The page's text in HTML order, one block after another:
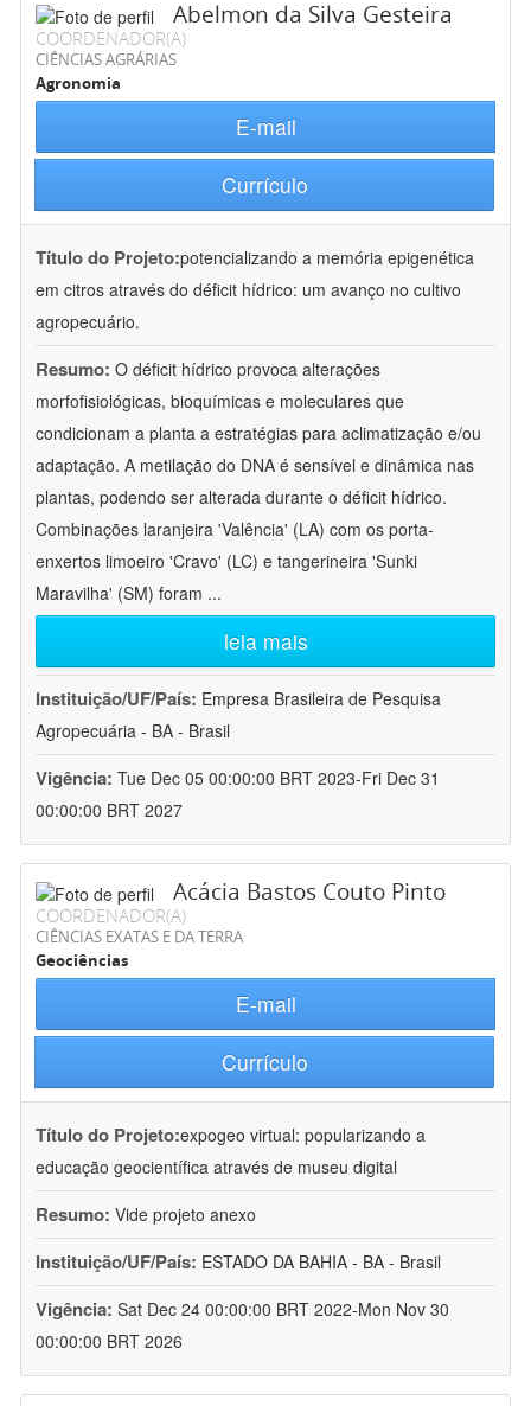
Abelmon da Silva Gesteira
COORDENADOR(A)
CIÊNCIAS AGRÁRIAS
Agronomia
E-mail
Currículo
Título do Projeto:potencializando a memória epigenética
em citros através do déficit hídrico: um avanço no cultivo
agropecuário.
Resumo: O déficit hídrico provoca alterações
morfofisiológicas, bioquímicas e moleculares que
condicionam a planta a estratégias para aclimatização e/ou
adaptação. A metilação do DNA é sensível e dinâmica nas
plantas, podendo ser alterada durante o déficit hídrico.
Combinações laranjeira 'Valência' (LA) com os porta-
enxertos limoeiro 'Cravo' (LC) e tangerineira 'Sunki
Maravilha' (SM) foram ...
leia mais
Instituição/UF/País: Empresa Brasileira de Pesquisa
Agropecuária - BA - Brasil
Vigência: Tue Dec 05 00:00:00 BRT 2023-Fri Dec 31
00:00:00 BRT 2027
Acácia Bastos Couto Pinto
COORDENADOR(A)
CIÊNCIAS EXATAS E DA TERRA
Geociências
E-mail
Currículo
Título do Projeto:expogeo virtual: popularizando a
educação geocientífica através de museu digital
Resumo: Vide projeto anexo
Instituição/UF/País: ESTADO DA BAHIA - BA - Brasil
Vigência: Sat Dec 24 00:00:00 BRT 2022-Mon Nov 30
00:00:00 BRT 2026